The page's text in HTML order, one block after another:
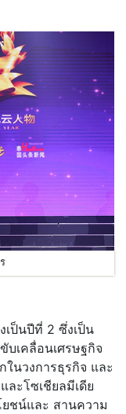
เป็นปีที่ 2 ซึ่งเป็น
เคลื่อนเศรษฐกิจ
ในวงการธุรกิจ และ
ะโซเชียลมีเดีย
ชน์และ สานความ